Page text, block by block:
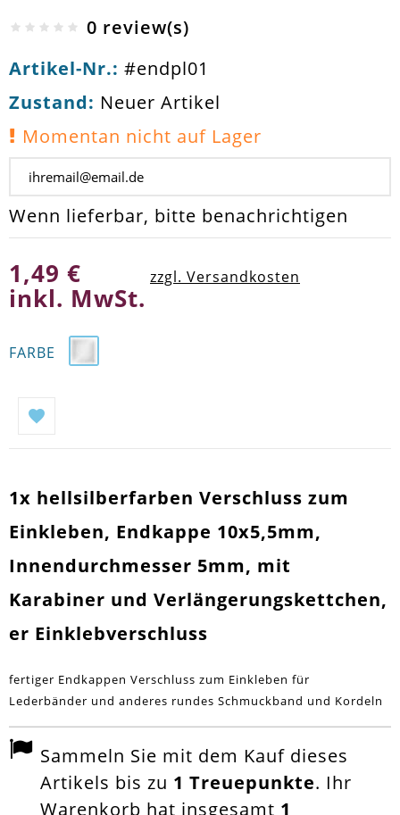
0 review(s)
Artikel-Nr.: #endpl01
Zustand: Neuer Artikel
Momentan nicht auf Lager
Wenn lieferbar, bitte benachrichtigen
1,49 €
inkl. MwSt.
zzgl. Versandkosten
FARBE
1x hellsilberfarben Verschluss zum
Einkleben, Endkappe 10x5,5mm,
Innendurchmesser 5mm, mit
Karabiner und Verlängerungskettchen,
er Einklebverschluss
fertiger Endkappen Verschluss zum Einkleben für
Lederbänder und anderes rundes Schmuckband und Kordeln
Sammeln Sie mit dem Kauf dieses
Artikels bis zu 1 Treuepunkte. Ihr
Warenkorb hat insgesamt 1